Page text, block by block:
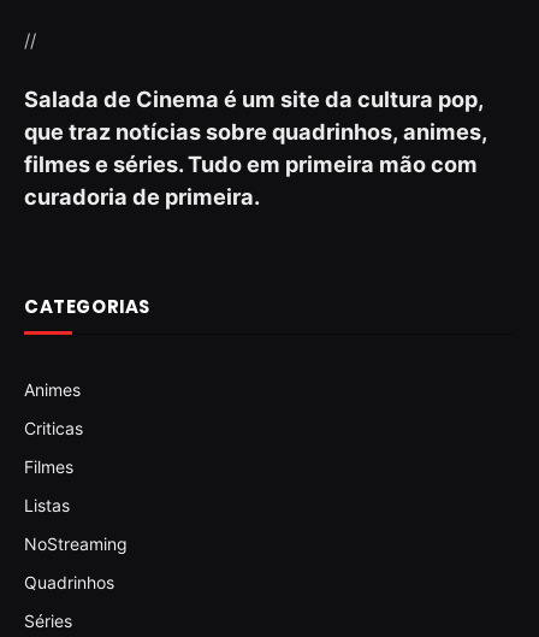
//
Salada de Cinema é um site da cultura pop,
que traz notícias sobre quadrinhos, animes,
filmes e séries. Tudo em primeira mão com
curadoria de primeira.
CATEGORIAS
Animes
Criticas
Filmes
Listas
NoStreaming
Quadrinhos
Séries